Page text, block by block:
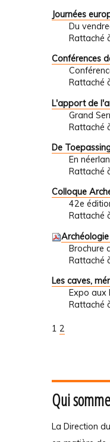
Journées
Du
Rattaché
Conférences
Rattaché
L'apport de
Grand
Rattaché
De
En
Rattaché
Colloque
42e
Rattaché
Brochure
Rattaché
Les caves,
Expo aux
Rattaché
1 2
Qui
La Direction